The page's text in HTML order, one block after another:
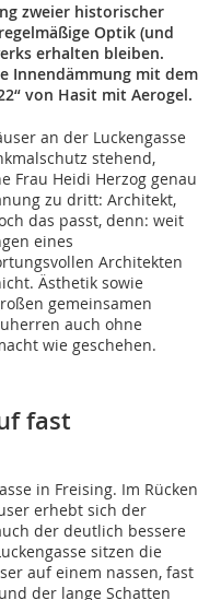
zweier historischer
Optik (und
erhalten bleiben.
Innendämmung mit dem
von Hasit mit Aerogel.
an der Luckengasse
stehend,
Frau Heidi Herzog genau
zu dritt: Architekt,
das passt, denn: weit
eines
Architekten
Ästhetik sowie
gemeinsamen
auch ohne
wie geschehen.
fast
in Freising. Im Rücken
erhebt sich der
der deutlich bessere
sitzen die
auf einem nassen, fast
der lange Schatten